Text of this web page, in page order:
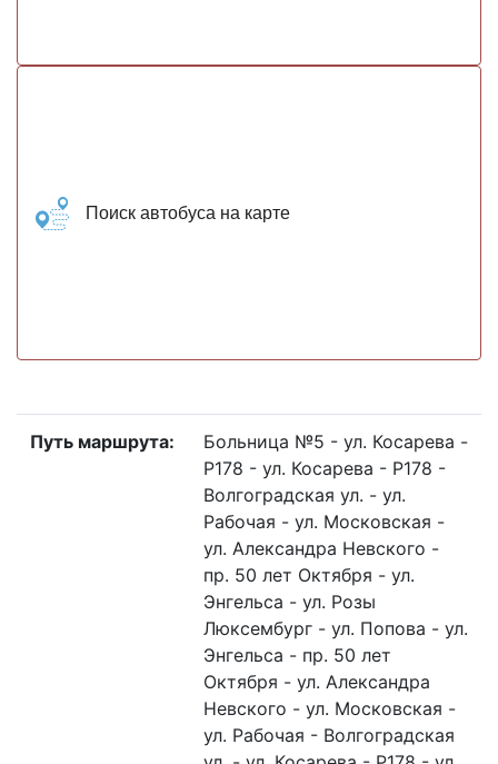
Поиск автобуса на карте
Путь маршрута:
Больница №5 - ул. Косарева -
Р178 - ул. Косарева - Р178 -
Волгоградская ул. - ул.
Рабочая - ул. Московская -
ул. Александра Невского -
пр. 50 лет Октября - ул.
Энгельса - ул. Розы
Люксембург - ул. Попова - ул.
Энгельса - пр. 50 лет
Октября - ул. Александра
Невского - ул. Московская -
ул. Рабочая - Волгоградская